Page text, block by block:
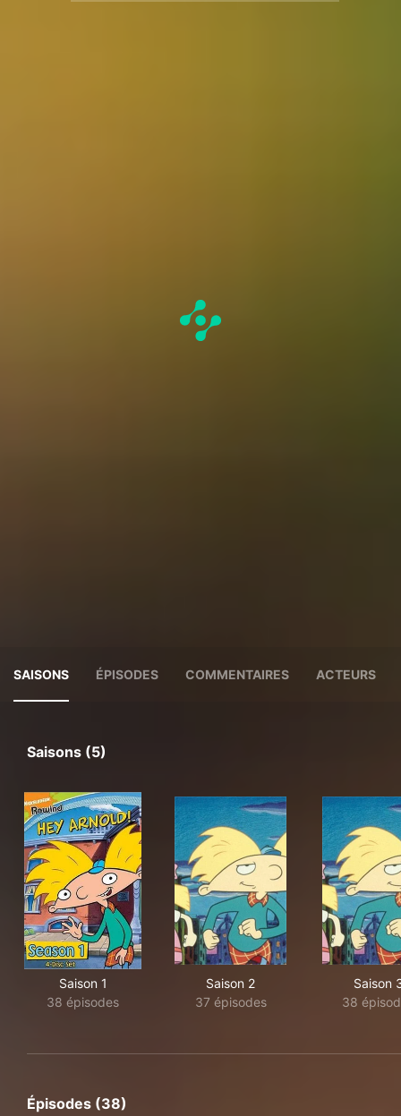
SAISONS ÉPISODES COMMENTAIRES ACTEURS
Saisons (5)
Saison 1
38 épisodes
Saison 2
37 épisodes
Saison
38
Épisodes (38)